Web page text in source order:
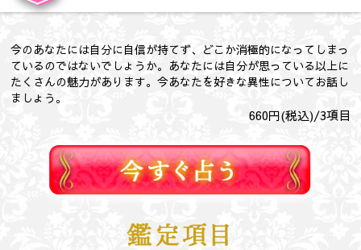
今のあなたには自分に自信が持てず、どこか消極的になってしまっ
ているのではないでしょうか。あなたには自分が思っている以上に
たくさんの魅力があります。今あなたを好きな異性についてお話し
ましょう。
660円(税込)/3項目